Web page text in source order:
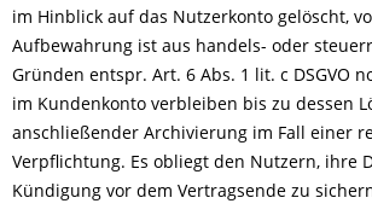
im Hinblick auf das Nutzerkonto gelöscht,
Aufbewahrung ist aus handels- oder
Gründen entspr. Art. 6 Abs. 1 lit. c DSGVO
im Kundenkonto verbleiben bis zu dessen
anschließender Archivierung im Fall einer
Verpflichtung. Es obliegt den Nutzern, ihre
Kündigung vor dem Vertragsende zu